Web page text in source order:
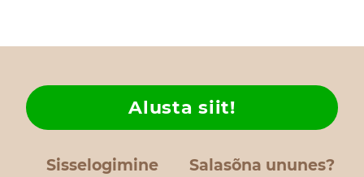
Sisselogimine Salasõna ununes?
Alusta siit!